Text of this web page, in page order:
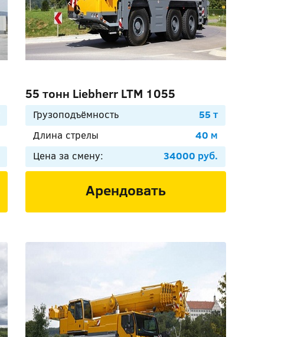
55 тонн Liebherr LTM 1055
Грузоподъёмность
55 т
Длина стрелы
40 м
Цена за смену:
34000 руб.
Арендовать